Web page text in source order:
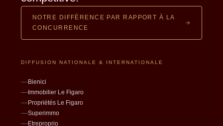
NOTRE DIFFÉRENCE PAR RAPPORT À LA
CONCURRENCE
DIFFUSION NATIONALE & INTERNATIONALE
Bienici
Immobilier Le Figaro
Propriétés Le Figaro
Superimmo
Etreproprio